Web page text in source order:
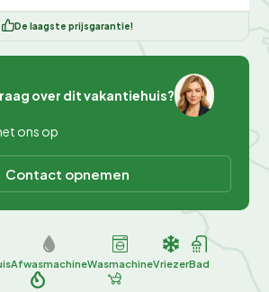
De laagste prijsgarantie!
over dit vakantiehuis?
ons op
Contact opnemen
AfwasmachineWasmachineVriezerBad